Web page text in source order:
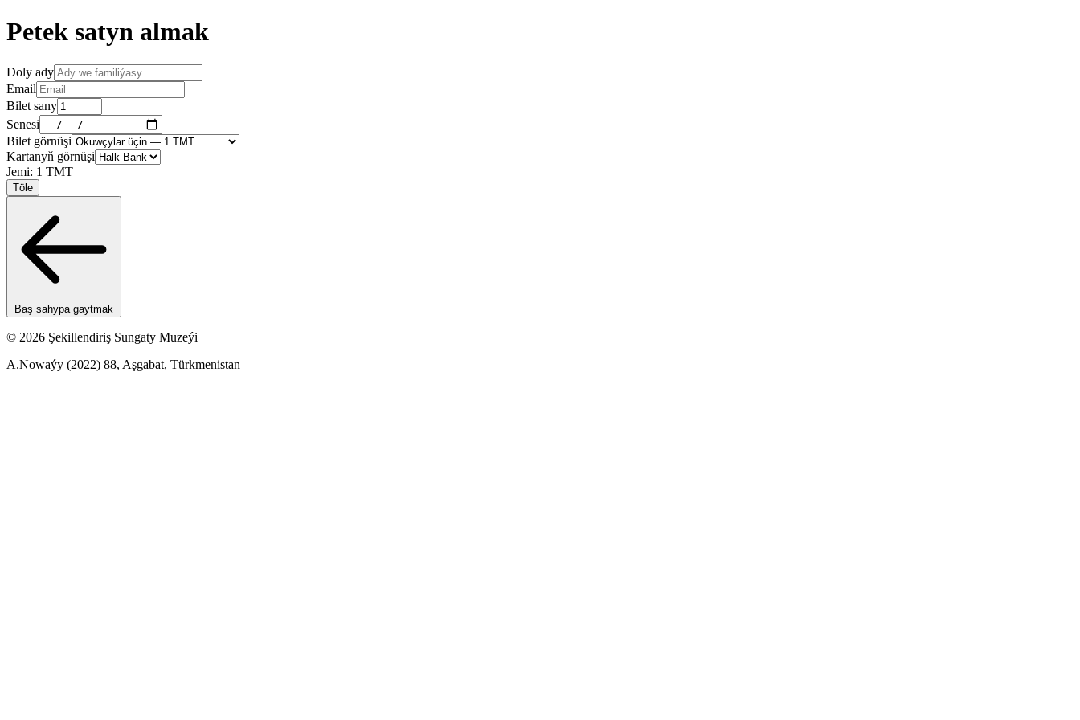
Petek satyn almak
Doly ady
Email
Bilet sany
Senesi
Bilet görnüşi
Kartanyň görnüşi
Jemi: 1 TMT
Töle
Baş sahypa gaytmak
© 2026 Şekillendiriş Sungaty Muzeýi
A.Nowaýy (2022) 88, Aşgabat, Türkmenistan